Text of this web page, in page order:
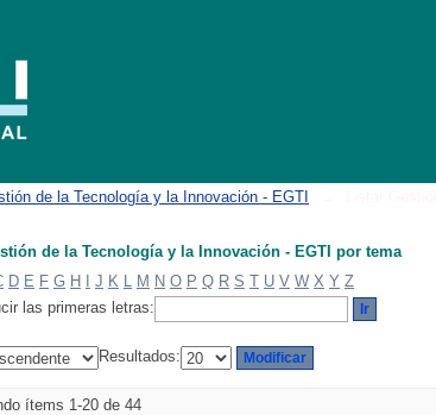
de la Tecnología y la Innovación - EGTI
de la Tecnología y la Innovación - EGTI por tema
D E F G H J K L M N O P Q R S T U V W X Y Z
las primeras letras:
Resultados:
ítems 1-20 de 44